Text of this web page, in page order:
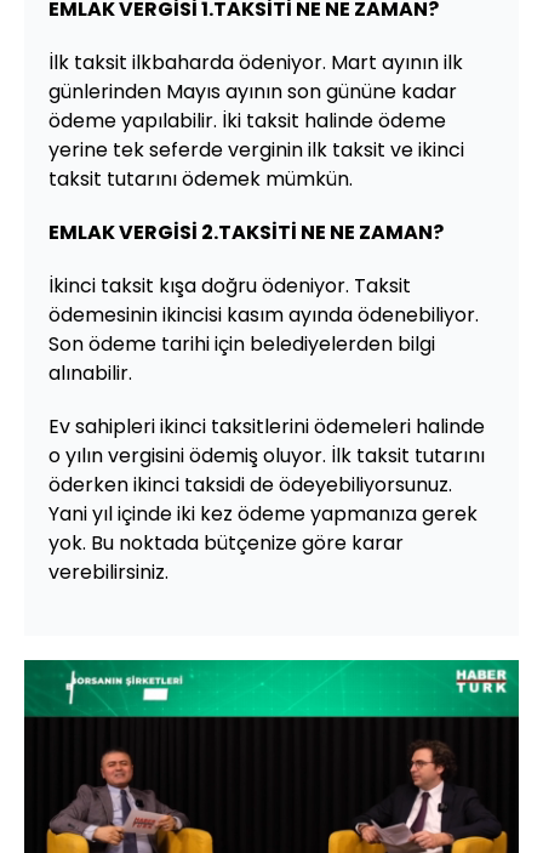
EMLAK VERGİSİ 1.TAKSİTİ NE NE ZAMAN?
İlk taksit ilkbaharda ödeniyor. Mart ayının ilk
günlerinden Mayıs ayının son gününe kadar
ödeme yapılabilir. İki taksit halinde ödeme
yerine tek seferde verginin ilk taksit ve ikinci
taksit tutarını ödemek mümkün.
EMLAK VERGİSİ 2.TAKSİTİ NE NE ZAMAN?
İkinci taksit kışa doğru ödeniyor. Taksit
ödemesinin ikincisi kasım ayında ödenebiliyor.
Son ödeme tarihi için belediyelerden bilgi
alınabilir.
Ev sahipleri ikinci taksitlerini ödemeleri halinde
o yılın vergisini ödemiş oluyor. İlk taksit tutarını
öderken ikinci taksidi de ödeyebiliyorsunuz.
Yani yıl içinde iki kez ödeme yapmanıza gerek
yok. Bu noktada bütçenize göre karar
verebilirsiniz.